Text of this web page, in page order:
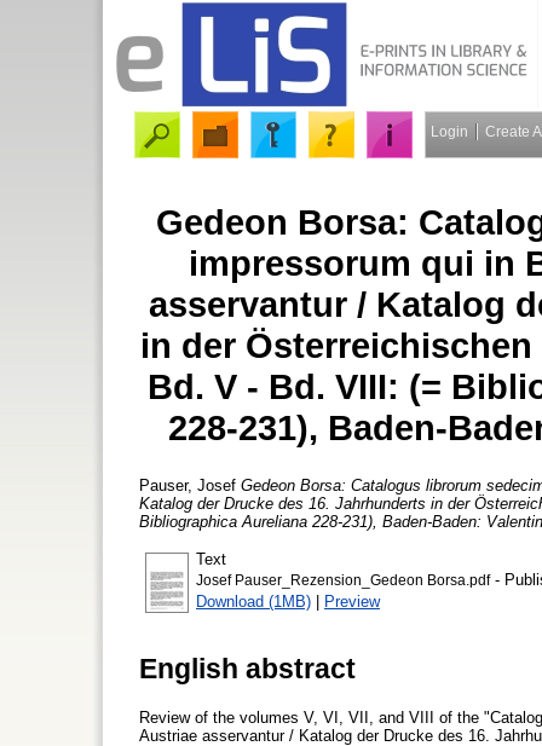
Login Create
Gedeon Borsa:
impressorum qui in
asservantur / Katalog
in der
Bd. V - Bd. VIII: (=
228-231), Baden-
Pauser, Josef Gedeon Borsa: Catalogus librorum
Katalog der Drucke des 16. Jahrhunderts in der
Bibliographica Aureliana 228-231), Baden-Baden:
Text
Josef Pauser_Rezension_Gedeon Borsa.pdf-
Download (1MB) | Preview
English abstract
Review of the volumes V, VI, VII, and VIII of the
Austriae asservantur / Katalog der Drucke des 16.